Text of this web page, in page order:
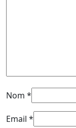
Nom *
Email *